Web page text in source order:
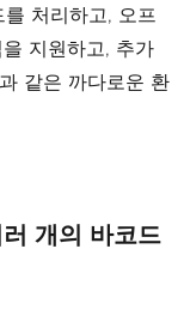
처리하고, 오프
지원하고, 추가
같은 까다로운 환
개의 바코드